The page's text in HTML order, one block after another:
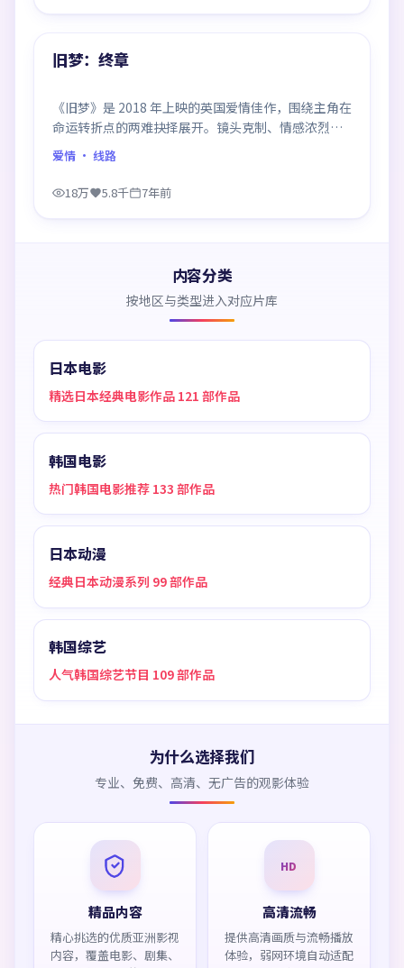
热门
旧梦：终章
《旧梦》是 2018 年上映的英国爱情佳作，围绕主角在
命运转折点的两难抉择展开。镜头克制、情感浓烈，
伏笔层层铺陈，结尾出人意料，是同类题材中口碑回
潮的一部。
爱情 · 线路
18万 5.8千 7年前
内容分类
按地区与类型进入对应片库
日本电影
精选日本经典电影作品 121 部作品
韩国电影
热门韩国电影推荐 133 部作品
日本动漫
经典日本动漫系列 99 部作品
韩国综艺
人气韩国综艺节目 109 部作品
为什么选择我们
专业、免费、高清、无广告的观影体验
精品内容
精心挑选的优质亚洲影视
内容，覆盖电影、剧集、
HD
高清流畅
提供高清画质与流畅播放
体验，弱网环境自动适配